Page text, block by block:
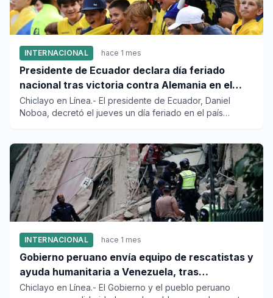
INTERNACIONAL hace 1 mes
Presidente de Ecuador declara día feriado
nacional tras victoria contra Alemania en el
Mundial
Chiclayo en Línea.- El presidente de Ecuador, Daniel
Noboa, decretó el jueves un día feriado en el país
INTERNACIONAL hace 1 mes
Gobierno peruano envía equipo de rescatistas y
ayuda humanitaria a Venezuela, tras
devastador terremoto
Chiclayo en Línea.- El Gobierno y el pueblo peruano